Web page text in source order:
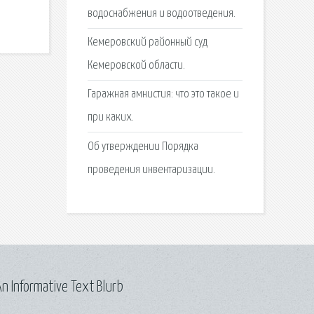
водоснабжения и водоотведения.
Кемеровский районный суд
Кемеровской области.
Гаражная амнистия: что это такое и
при каких.
Об утверждении Порядка
проведения инвентаризации.
Informative Text Blurb